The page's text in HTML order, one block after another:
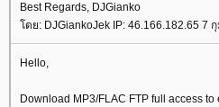
Best Regards, DJGianko
ดย: DJGiankoJek IP: 46.166.182.65 7
Hello,
Download MP3/FLAC FTP full access